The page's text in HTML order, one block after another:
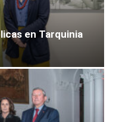
en Tarquinia